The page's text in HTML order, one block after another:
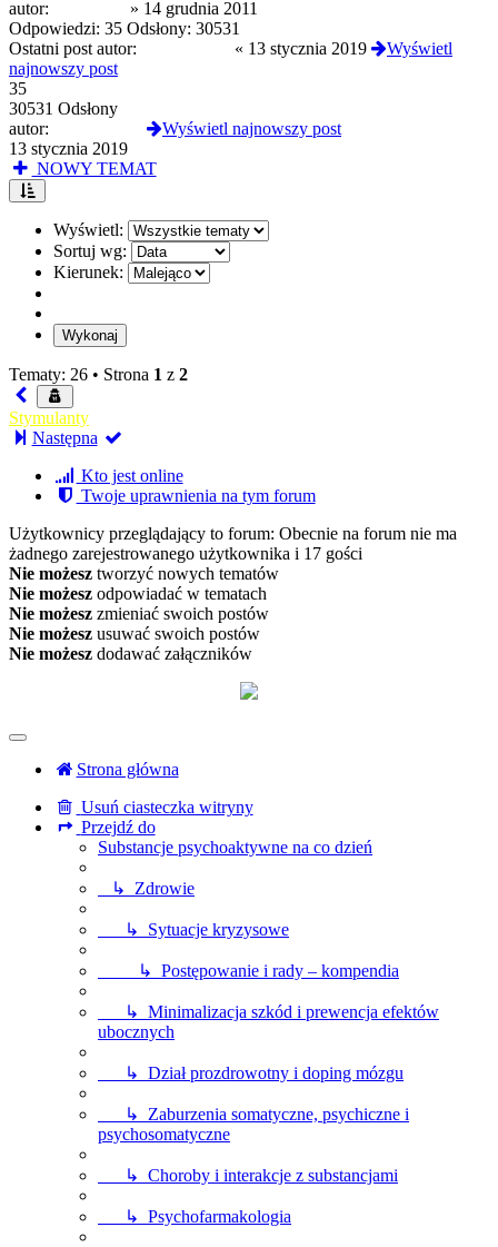
autor:
» 14 grudnia 2011
Odpowiedzi: 35 Odsłony: 30531
Ostatni post autor:
« 13 stycznia 2019
Wyświetl
najnowszy post
35
30531 Odsłony
autor:
Wyświetl najnowszy post
13 stycznia 2019
NOWY TEMAT
Wyświetl:
Sortuj wg:
Kierunek:
Tematy: 26 • Strona 1 z 2
Stymulanty
Następna
Kto jest online
Twoje uprawnienia na tym forum
Użytkownicy przeglądający to forum: Obecnie na forum nie ma
żadnego zarejestrowanego użytkownika i 17 gości
Nie możesz tworzyć nowych tematów
Nie możesz odpowiadać w tematach
Nie możesz zmieniać swoich postów
Nie możesz usuwać swoich postów
Nie możesz dodawać załączników
Strona główna
Usuń ciasteczka witryny
Przejdź do
Substancje psychoaktywne na co dzień
↳ Zdrowie
↳ Sytuacje kryzysowe
↳ Postępowanie i rady – kompendia
↳ Minimalizacja szkód i prewencja efektów
ubocznych
↳ Dział prozdrowotny i doping mózgu
↳ Zaburzenia somatyczne, psychiczne i
psychosomatyczne
↳ Choroby i interakcje z substancjami
↳ Psychofarmakologia